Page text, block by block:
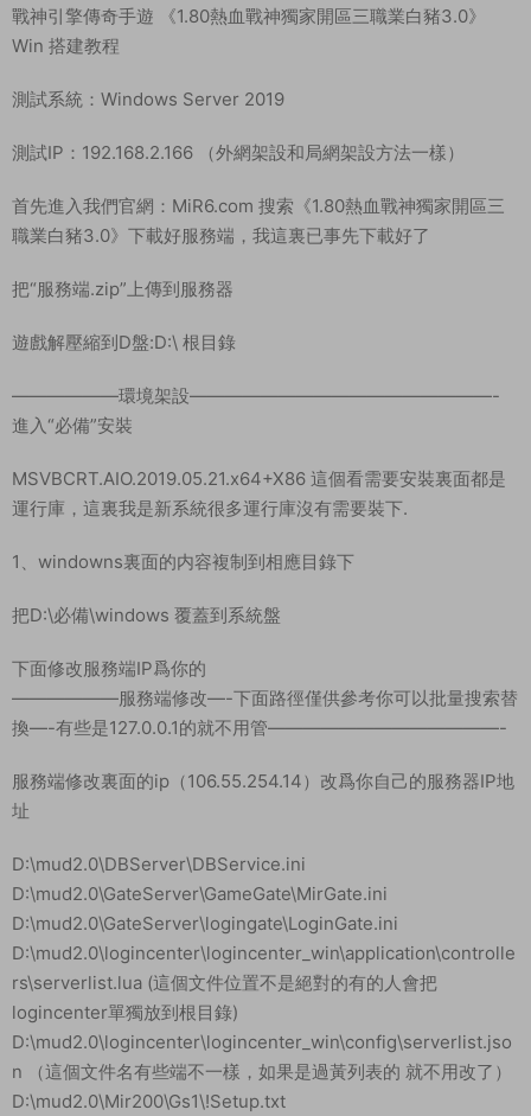
戰神引擎傳奇手遊 《1.80熱血戰神獨家開區三職業白豬3.0》
Win 搭建教程
測試系統：Windows Server 2019
測試IP：192.168.2.166 （外網架設和局網架設方法一樣）
首先進入我們官網：MiR6.com 搜索《1.80熱血戰神獨家開區三
職業白豬3.0》下載好服務端，我這裏已事先下載好了
把“服務端.zip”上傳到服務器
遊戲解壓縮到D盤:D:\ 根目錄
——————環境架設—————————————————-
進入“必備”安裝
MSVBCRT.AIO.2019.05.21.x64+X86 這個看需要安裝裏面都是
運行庫，這裏我是新系統很多運行庫沒有需要裝下.
1、windowns裏面的内容複制到相應目錄下
把D:\必備\windows 覆蓋到系統盤
下面修改服務端IP爲你的
——————服務端修改—-下面路徑僅供參考你可以批量搜索替
換—-有些是127.0.0.1的就不用管—————————————-
服務端修改裏面的ip（106.55.254.14）改爲你自己的服務器IP地
址
D:\mud2.0\DBServer\DBService.ini
D:\mud2.0\GateServer\GameGate\MirGate.ini
D:\mud2.0\GateServer\logingate\LoginGate.ini
D:\mud2.0\logincenter\logincenter_win\application\controlle
rs\serverlist.lua (這個文件位置不是絕對的有的人會把
logincenter單獨放到根目錄)
D:\mud2.0\logincenter\logincenter_win\config\serverlist.jso
n （這個文件名有些端不一樣，如果是過黃列表的 就不用改了）
D:\mud2.0\Mir200\Gs1\!Setup.txt